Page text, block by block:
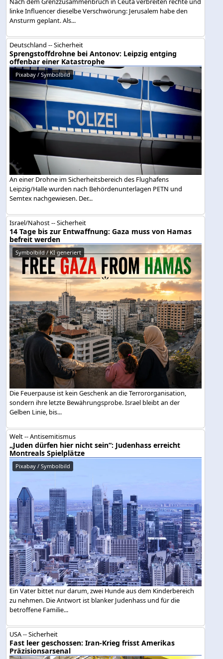
linke Influencer dieselbe Verschwörung: Jerusalem habe den
Ansturm geplant. Als...
Deutschland -- Sicherheit
Sprengstoffdrohne bei Antonov: Leipzig entging
offenbar einer Katastrophe
Pixabay / Symbolbild
An einer Drohne im Sicherheitsbereich des Flughafens
Leipzig/Halle wurden nach Behördenunterlagen PETN und
Semtex nachgewiesen. Der...
Israel/Nahost -- Sicherheit
14 Tage bis zur Entwaffnung: Gaza muss von Hamas
befreit werden
Symbolbild / KI generiert
Die Feuerpause ist kein Geschenk an die Terrororganisation,
sondern ihre letzte Bewährungsprobe. Israel bleibt an der
Gelben Linie, bis...
Welt -- Antisemitismus
„Juden dürfen hier nicht sein“: Judenhass erreicht
Montreals Spielplätze
Pixabay / Symbolbild
Ein Vater bittet nur darum, zwei Hunde aus dem Kinderbereich
zu nehmen. Die Antwort ist blanker Judenhass und für die
betroffene Familie...
USA -- Sicherheit
Fast leer geschossen: Iran-Krieg frisst Amerikas
Präzisionsarsenal